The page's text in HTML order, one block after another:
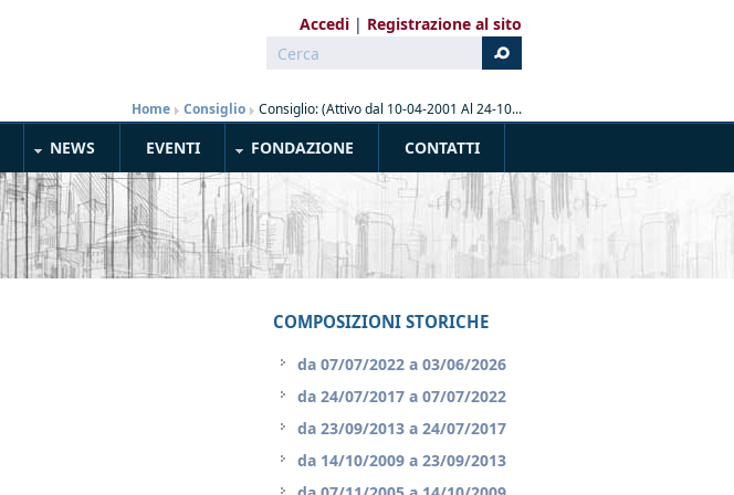
Accedi Registrazione al sito
Form di ricerca
Cerca
Home » Consiglio » Consiglio: (Attivo dal 10-04-2001 Al 24-10...
NEWS EVENTI FONDAZIONE CONTATTI
COMPOSIZIONI STORICHE
da 07/07/2022 a 03/06/2026
da 24/07/2017 a 07/07/2022
da 23/09/2013 a 24/07/2017
da 14/10/2009 a 23/09/2013